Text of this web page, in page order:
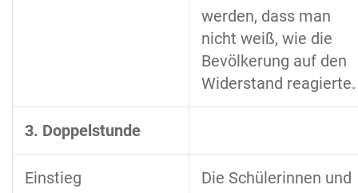
werden, dass man
nicht weiß, wie die
Bevölkerung auf den
Widerstand reagierte.
3. Doppelstunde
Einstieg
Die Schülerinnen und